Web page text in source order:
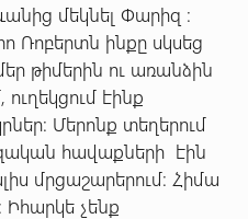
մեկնել Փարիզ ։
Ռոբերտն ինքը սկսեց
թիմերին ու առանձին
էինք
Մերոնք տեղերում
հավաքների էին
մրցաշարերում։ Հիմա
Իհարկե չենք